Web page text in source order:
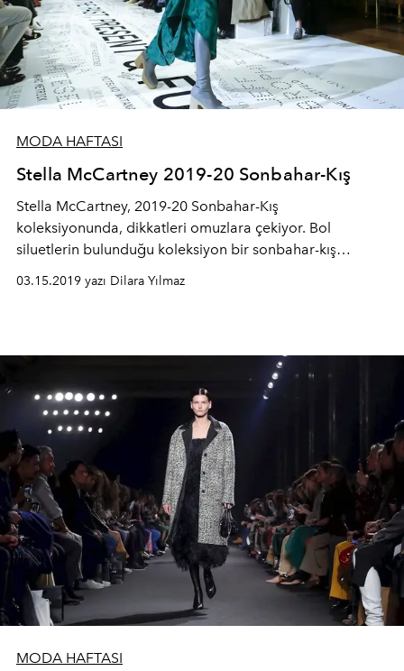
MODA HAFTASI
Stella McCartney 2019-20 Sonbahar-Kış
Stella McCartney, 2019-20 Sonbahar-Kış
koleksiyonunda, dikkatleri omuzlara çekiyor. Bol
siluetlerin bulunduğu koleksiyon bir sonbahar-kış
defilesine göre çok fazla canlı renk barındırıyor. Vegan
marka defilesinde faux-fur ceketlere yer veriyor.
03.15.2019 yazı Dilara Yılmaz
MODA HAFTASI